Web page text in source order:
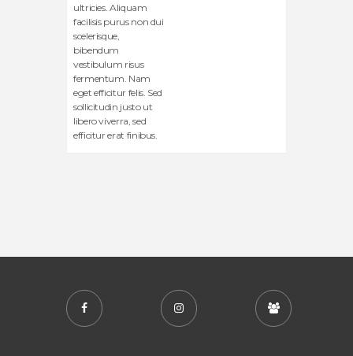
ultricies. Aliquam
facilisis purus non dui
scelerisque,
bibendum
vestibulum risus
fermentum. Nam
eget efficitur felis. Sed
sollicitudin justo ut
libero viverra, sed
efficitur erat finibus.